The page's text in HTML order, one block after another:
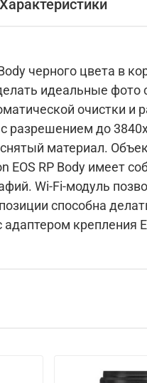
Характеристики
черного цвета в
идеальные
очистки и
разрешением до
материал.
EOS RP Body имеет
Wi-Fi-модуль
способна
крепления